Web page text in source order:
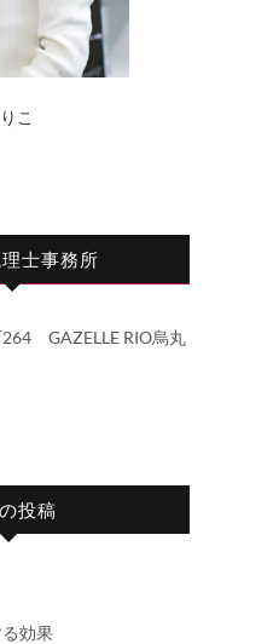
こ
士事務所
GAZELLE RIO烏丸
投稿
効果